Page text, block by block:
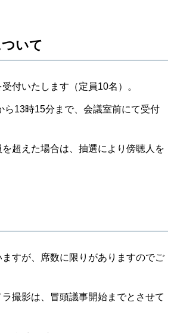
いて
付いたします（定員10名）。
ら13時15分まで、会議室前にて受付
超えた場合は、抽選により傍聴人を
すが、席数に限りがありますのでご
撮影は、冒頭議事開始までとさせて